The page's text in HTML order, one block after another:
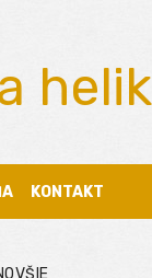
KONTAKT